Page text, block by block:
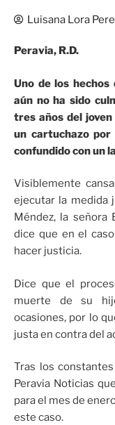
Luisana Lora
Peravia, R.D.
Uno de los
aún no ha sido
tres años del
un cartuchazo
confundido con un
Visiblemente
ejecutar la medida
Méndez, la señora
dice que en el
hacer justicia.
Dice que el
muerte de su
ocasiones, por lo
justa en contra del
Tras los
Peravia Noticias
para el mes de
este caso.